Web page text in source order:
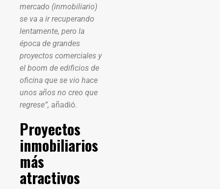
mercado (inmobiliario)
se va a ir recuperando
lentamente, pero la
época de grandes
proyectos comerciales y
el boom de edificios de
oficina que se vio hace
unos años no creo que
regrese”, añadió.
Proyectos
inmobiliarios
más
atractivos